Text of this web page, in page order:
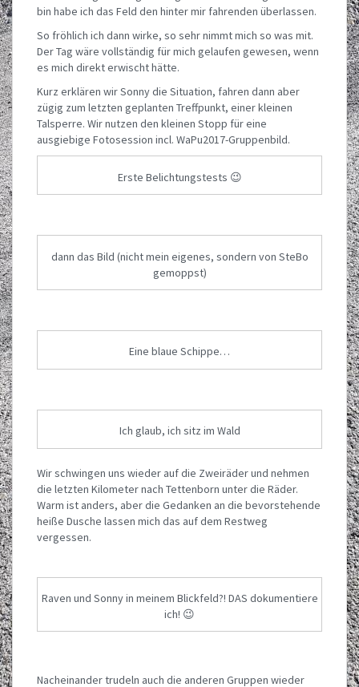
bin habe ich das Feld den hinter mir fahrenden überlassen.
So fröhlich ich dann wirke, so sehr nimmt mich so was mit.
Der Tag wäre vollständig für mich gelaufen gewesen, wenn
es mich direkt erwischt hätte.
Kurz erklären wir Sonny die Situation, fahren dann aber
zügig zum letzten geplanten Treffpunkt, einer kleinen
Talsperre. Wir nutzen den kleinen Stopp für eine
ausgiebige Fotosession incl. WaPu2017-Gruppenbild.
Erste Belichtungstests 😉
dann das Bild (nicht mein eigenes, sondern von SteBo
gemoppst)
Eine blaue Schippe…
Ich glaub, ich sitz im Wald
Wir schwingen uns wieder auf die Zweiräder und nehmen
die letzten Kilometer nach Tettenborn unter die Räder.
Warm ist anders, aber die Gedanken an die bevorstehende
heiße Dusche lassen mich das auf dem Restweg
vergessen.
Raven und Sonny in meinem Blickfeld?! DAS dokumentiere
ich! 😉
Nacheinander trudeln auch die anderen Gruppen wieder